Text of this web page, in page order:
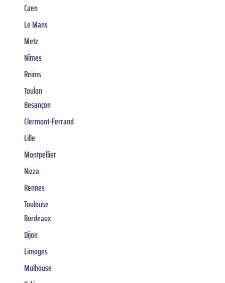
Caen
Le Mans
Metz
Nîmes
Reims
Toulon
Besançon
Clermont-Ferrand
Lille
Montpellier
Nizza
Rennes
Toulouse
Bordeaux
Dijon
Limoges
Mulhouse